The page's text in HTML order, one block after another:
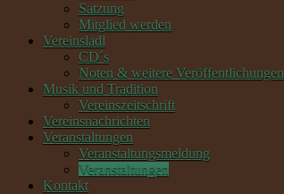
Satzung
Mitglied werden
Vereinsladl
CD´s
Noten & weitere Veröffentlichungen
Musik und Tradition
Vereinszeitschrift
Vereinsnachrichten
Veranstaltungen
Veranstaltungsmeldung
Veranstaltungen
Kontakt